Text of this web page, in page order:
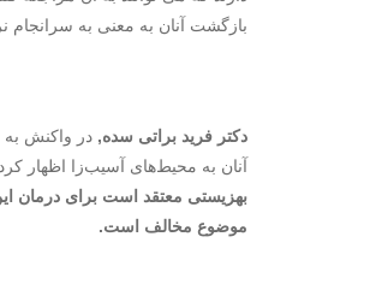
بازگشت آنان به معنی به
دکتر فرید براتی سده, در واکنش
آنان به محیط‌های آسیب‌زا اظهار
بهزیستی معتقد است برای درمان این
موضوع مخالف است.